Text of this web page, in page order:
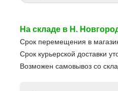
На складе в Н.
Срок перемещения в
Срок курьерской доставки
Возможен самовывоз со